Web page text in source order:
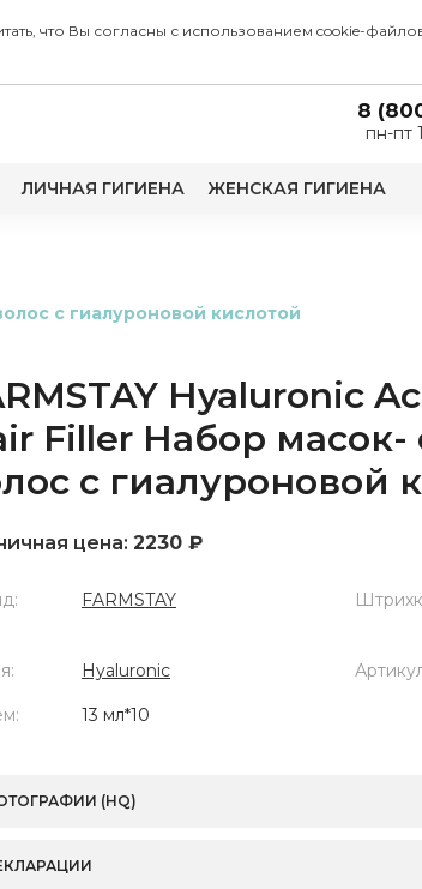
что Вы согласны с использованием cookie-
8
пн-пт
ЛИЧНАЯ ГИГИЕНА ЖЕНСКАЯ ГИГИЕНА
с гиалуроновой кислотой
Hyaluronic
Filler Набор
с гиалуроновой
цена: 2230 ₽
FARMSTAY
Hyaluronic
13 мл*10
(HQ)